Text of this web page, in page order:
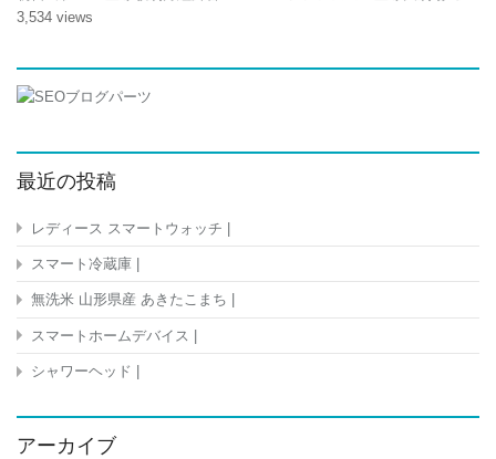
肉
し
る
フ
パ
ン
3,534 views
最近の投稿
レディース スマートウォッチ |
スマート冷蔵庫 |
無洗米 山形県産 あきたこまち |
スマートホームデバイス |
シャワーヘッド |
アーカイブ